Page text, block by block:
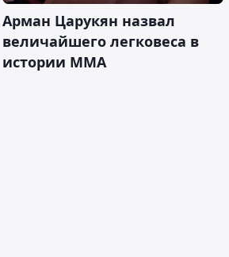
Арман Царукян назвал
величайшего легковеса в
истории ММА